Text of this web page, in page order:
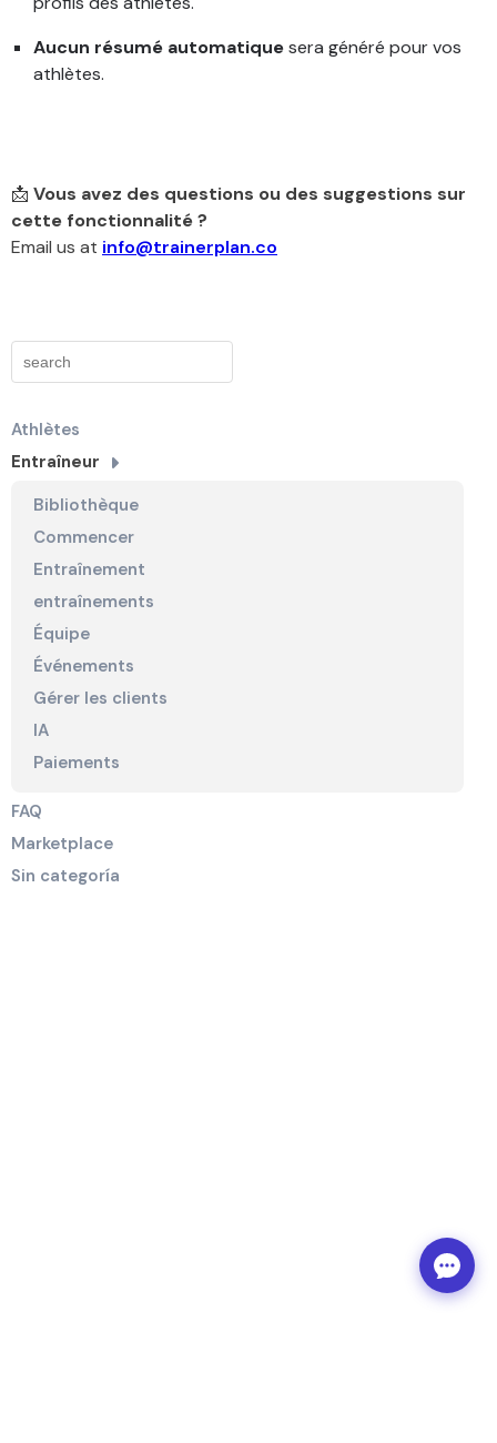
Aucun résumé automatiquesera généré pour vos
athlètes.
📩 Vous avez des questions ou des suggestions sur
cette fonctionnalité ?
Email us at info@trainerplan.co
Athlètes
Entraîneur
Bibliothèque
Commencer
Entraînement
entraînements
Équipe
Événements
Gérer les clients
IA
Paiements
FAQ
Marketplace
Sin categoría